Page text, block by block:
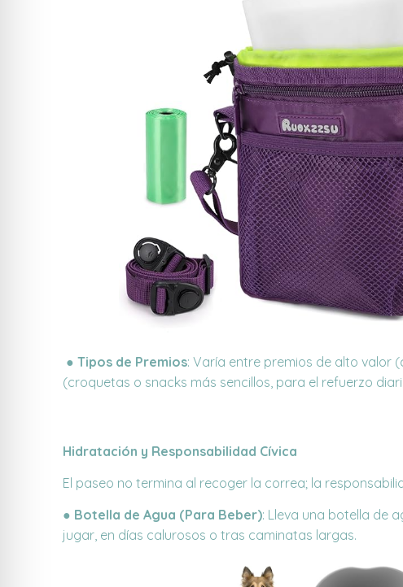
●Tipos de Premios:Varía entre premios de alto valor
(croquetas o snacks más sencillos, para el refuerzo
Hidratación y Responsabilidad Cívica
El paseo no termina al recoger la correa; la
● Botella de Agua (Para Beber): Lleva una botella de
jugar, en días calurosos o tras caminatas largas.